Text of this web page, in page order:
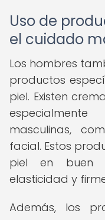
Uso de
el cuidado
Los hombres
productos
piel. Existen
masculinas,
facial. Estos
piel en buen
elasticidad y
Además, los